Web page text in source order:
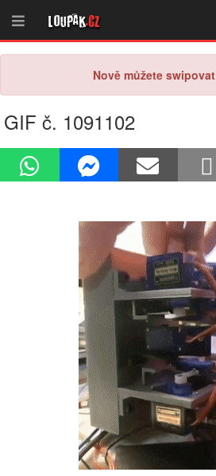
Loupak.cz
Nově můžete swipovat
GIF č. 1091102